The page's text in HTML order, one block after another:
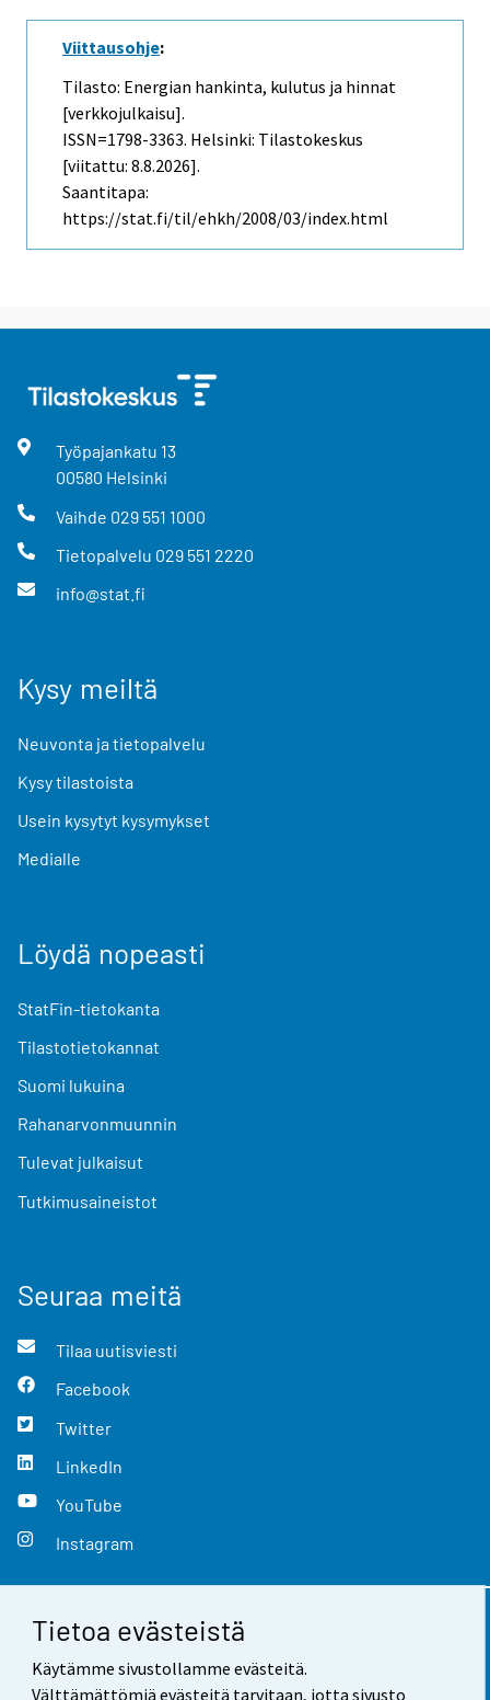
Tietoa evästeistä
Käytämme sivustollamme evästeitä.
Välttämättömiä evästeitä tarvitaan, jotta sivusto
Viittausohje:
Tilasto: Energian hankinta, kulutus ja hinnat
[verkkojulkaisu].
ISSN=1798-3363. Helsinki: Tilastokeskus
[viitattu: 8.8.2026].
Saantitapa:
https://stat.fi/til/ehkh/2008/03/index.html
Työpajankatu 13
00580 Helsinki
Vaihde 029 551 1000
Tietopalvelu 029 551 2220
info@stat.fi
Kysy meiltä
Neuvonta ja tietopalvelu
Kysy tilastoista
Usein kysytyt kysymykset
Medialle
Löydä nopeasti
StatFin-tietokanta
Tilastotietokannat
Suomi lukuina
Rahanarvonmuunnin
Tulevat julkaisut
Tutkimusaineistot
Seuraa meitä
Tilaa uutisviesti
Facebook
Twitter
LinkedIn
YouTube
Instagram
Yhteystiedot
Palaute